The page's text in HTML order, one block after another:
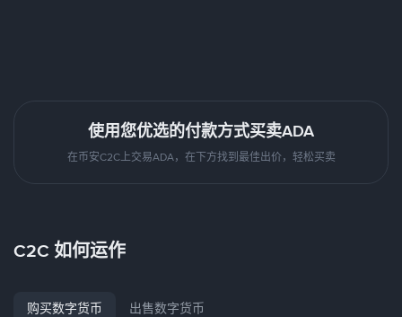
使用您优选的付款方式买卖ADA
在币安C2C上交易ADA，在下方找到最佳出价，轻松买卖
C2C 如何运作
购买数字货币 出售数字货币